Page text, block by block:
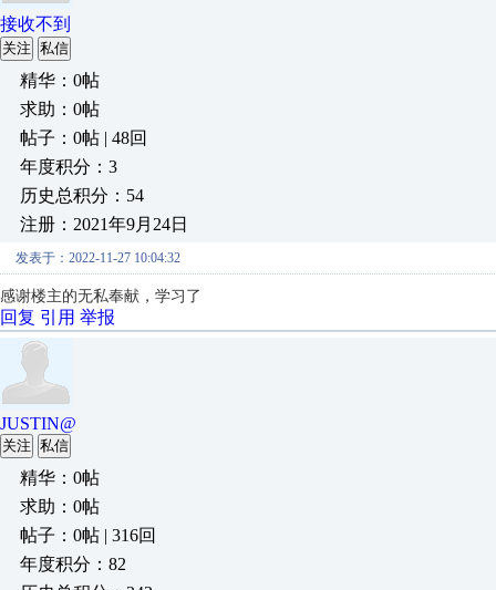
接收不到
关注 私信
精华：0帖
求助：0帖
帖子：0帖 | 48回
年度积分：3
历史总积分：54
注册：2021年9月24日
发表于：2022-11-27 10:04:32
感谢楼主的无私奉献 ， 学习了
回复 引用 举报
JUSTIN@
关注 私信
精华：0帖
求助：0帖
帖子：0帖 | 316回
年度积分：82